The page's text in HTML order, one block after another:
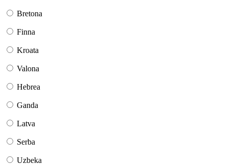
Bretona
Finna
Kroata
Valona
Hebrea
Ganda
Latva
Serba
Uzbeka